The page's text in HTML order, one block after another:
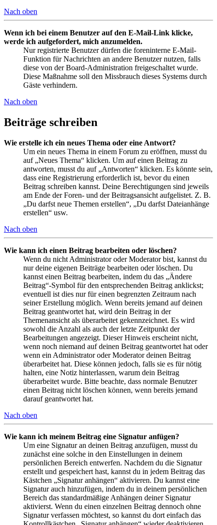
Nach oben
Wenn ich bei einem Benutzer auf den E-Mail-Link klicke,
werde ich aufgefordert, mich anzumelden.
Nur registrierte Benutzer dürfen die foreninterne E-Mail-
Funktion für Nachrichten an andere Benutzer nutzen, falls
diese von der Board-Administration freigeschaltet wurde.
Diese Maßnahme soll den Missbrauch dieses Systems durch
Gäste verhindern.
Nach oben
Beiträge schreiben
Wie erstelle ich ein neues Thema oder eine Antwort?
Um ein neues Thema in einem Forum zu eröffnen, musst du
auf „Neues Thema“ klicken. Um auf einen Beitrag zu
antworten, musst du auf „Antworten“ klicken. Es könnte sein,
dass eine Registrierung erforderlich ist, bevor du einen
Beitrag schreiben kannst. Deine Berechtigungen sind jeweils
am Ende der Foren- und der Beitragsansicht aufgelistet. Z. B.
„Du darfst neue Themen erstellen“, „Du darfst Dateianhänge
erstellen“ usw.
Nach oben
Wie kann ich einen Beitrag bearbeiten oder löschen?
Wenn du nicht Administrator oder Moderator bist, kannst du
nur deine eigenen Beiträge bearbeiten oder löschen. Du
kannst einen Beitrag bearbeiten, indem du das „Ändere
Beitrag“-Symbol für den entsprechenden Beitrag anklickst;
eventuell ist dies nur für einen begrenzten Zeitraum nach
seiner Erstellung möglich. Wenn bereits jemand auf deinen
Beitrag geantwortet hat, wird dein Beitrag in der
Themenansicht als überarbeitet gekennzeichnet. Es wird
sowohl die Anzahl als auch der letzte Zeitpunkt der
Bearbeitungen angezeigt. Dieser Hinweis erscheint nicht,
wenn noch niemand auf deinen Beitrag geantwortet hat oder
wenn ein Administrator oder Moderator deinen Beitrag
überarbeitet hat. Diese können jedoch, falls sie es für nötig
halten, eine Notiz hinterlassen, warum dein Beitrag
überarbeitet wurde. Bitte beachte, dass normale Benutzer
einen Beitrag nicht löschen können, wenn bereits jemand
darauf geantwortet hat.
Nach oben
Wie kann ich meinem Beitrag eine Signatur anfügen?
Um eine Signatur an deinen Beitrag anzufügen, musst du
zunächst eine solche in den Einstellungen in deinem
persönlichen Bereich entwerfen. Nachdem du die Signatur
erstellt und gespeichert hast, kannst du in jedem Beitrag das
Kästchen „Signatur anhängen“ aktivieren. Du kannst eine
Signatur auch hinzufügen, indem du in deinem persönlichen
Bereich das standardmäßige Anhängen deiner Signatur
aktivierst. Wenn du einen einzelnen Beitrag dennoch ohne
Signatur verfassen möchtest, so kannst du dort einfach das